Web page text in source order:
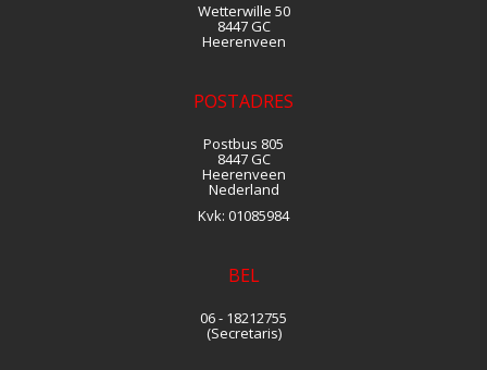
Wetterwille 50
8447 GC
Heerenveen
POSTADRES
Postbus 805
8447 GC
Heerenveen
Nederland
Kvk: 01085984
BEL
06 - 18212755
(Secretaris)